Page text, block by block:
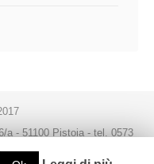
a - 51100 Pistoia - tel. 0573
00470080474 -